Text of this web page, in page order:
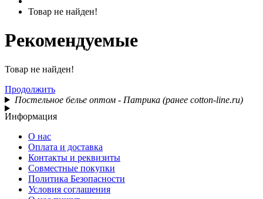
Товар не найден!
Рекомендуемые
Товар не найден!
Продолжить
Постельное белье оптом - Патрика (ранее cotton-line.ru)
Информация
О нас
Оплата и доставка
Контакты и реквизиты
Совместные покупки
Политика Безопасности
Условия соглашения